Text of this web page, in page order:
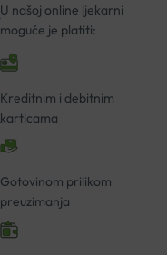
U našoj online ljekarni
moguće je platiti:
Kreditnim i debitnim
karticama
Gotovinom prilikom
preuzimanja